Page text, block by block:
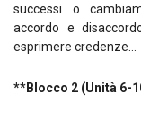
successi o
accordo e
esprimere credenze...
**Blocco 2 (Unità 6-